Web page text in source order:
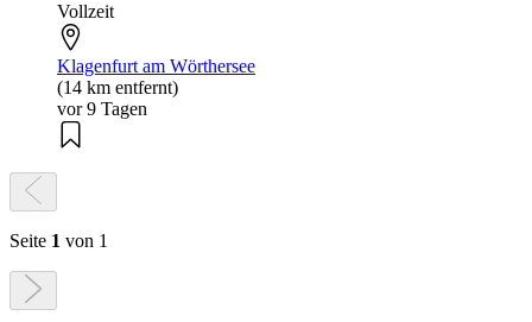
Vollzeit
Klagenfurt am Wörthersee
(14 km entfernt)
vor 9 Tagen
Seite 1 von 1